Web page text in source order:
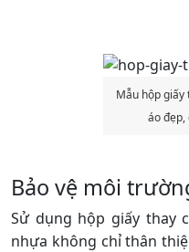
Mẫu hộp
áo đẹp,
Bảo vệ môi
Sử dụng hộp giấy thay
nhựa không chỉ thân